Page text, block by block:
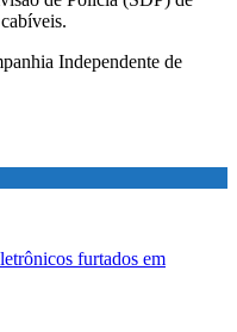
Independente de
furtados em